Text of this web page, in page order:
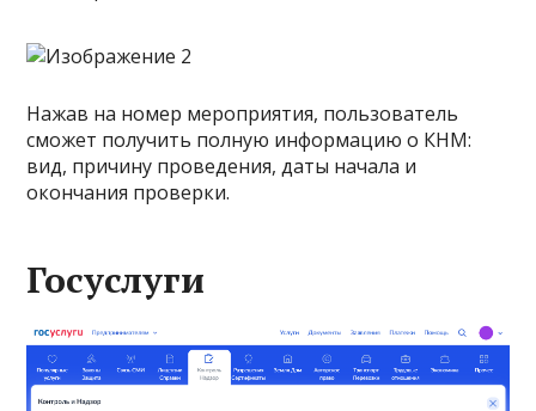
Нажав на номер мероприятия, пользователь
сможет получить полную информацию о КНМ:
вид, причину проведения, даты начала и
окончания проверки.
Госуслуги